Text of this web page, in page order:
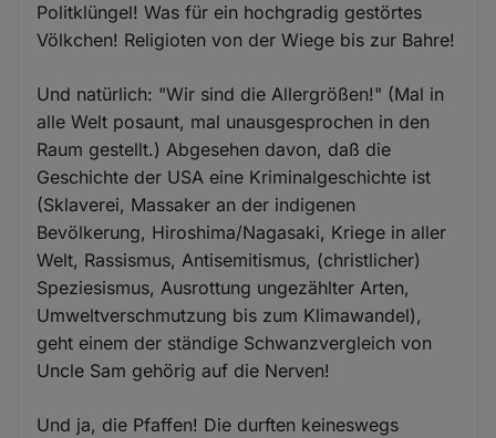
Politklüngel! Was für ein hochgradig gestörtes
Völkchen! Religioten von der Wiege bis zur Bahre!
Und natürlich: "Wir sind die Allergrößen!" (Mal in
alle Welt posaunt, mal unausgesprochen in den
Raum gestellt.) Abgesehen davon, daß die
Geschichte der USA eine Kriminalgeschichte ist
(Sklaverei, Massaker an der indigenen
Bevölkerung, Hiroshima/Nagasaki, Kriege in aller
Welt, Rassismus, Antisemitismus, (christlicher)
Speziesismus, Ausrottung ungezählter Arten,
Umweltverschmutzung bis zum Klimawandel),
geht einem der ständige Schwanzvergleich von
Uncle Sam gehörig auf die Nerven!
Und ja, die Pfaffen! Die durften keineswegs